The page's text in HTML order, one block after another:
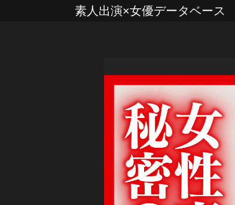
素人出演×女優データベース